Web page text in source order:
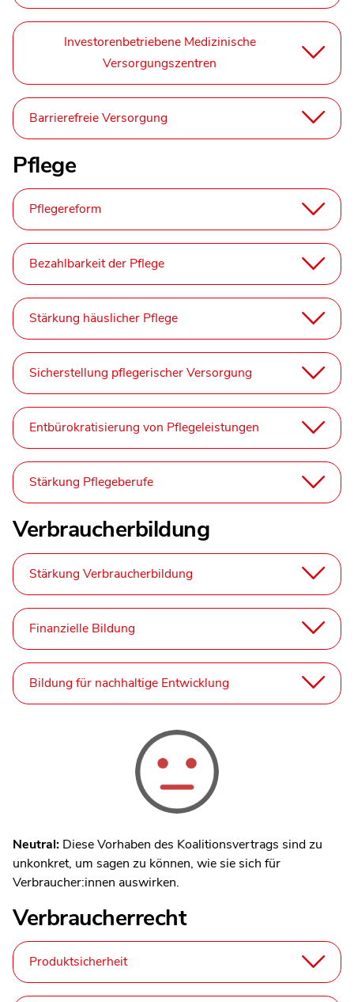
Investorenbetriebene Medizinische
Versorgungszentren
Barrierefreie Versorgung
Pflege
Pflegereform
Bezahlbarkeit der Pflege
Stärkung häuslicher Pflege
Sicherstellung pflegerischer Versorgung
Entbürokratisierung von Pflegeleistungen
Stärkung Pflegeberufe
Verbraucherbildung
Stärkung Verbraucherbildung
Finanzielle Bildung
Bildung für nachhaltige Entwicklung
Neutral: Diese Vorhaben des Koalitionsvertrags sind zu
unkonkret, um sagen zu können, wie sie sich für
Verbraucher:innen auswirken.
Verbraucherrecht
Produktsicherheit